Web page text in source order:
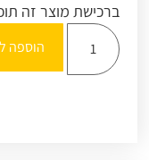
ברכישת מוצר זה
הוספה